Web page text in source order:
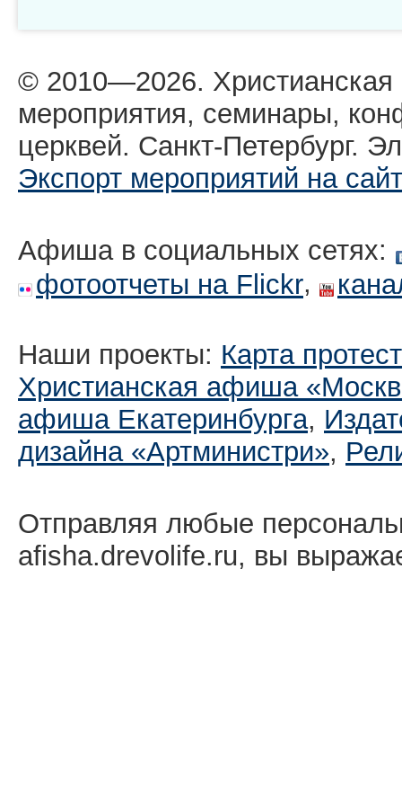
© 2010—2026.
мероприятия, семинары,
церквей. Санкт-Петербург.
Экспорт мероприятий на сайт
Афиша в социальных сетях:
фотоотчеты на Flickr,
Наши проекты: Карта
Христианская афиша
афиша Екатеринбургa,
дизайна «Артминистри»,
Отправляя любые
afisha.drevolife.ru, вы